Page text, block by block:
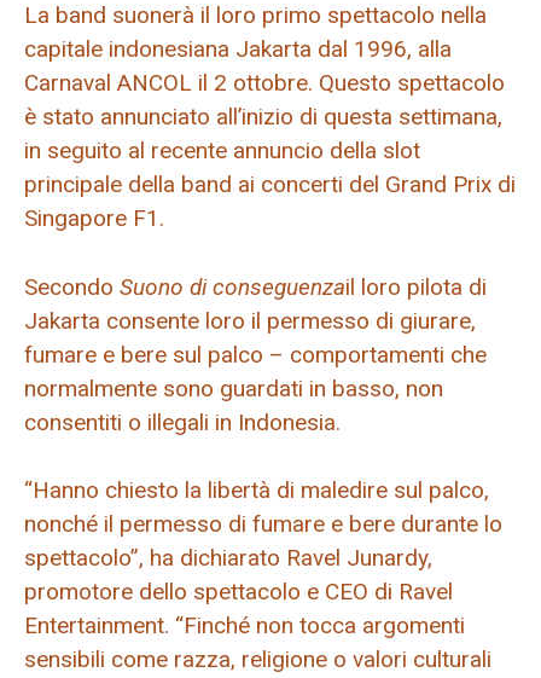
La band suonerà il loro primo spettacolo nella
capitale indonesiana Jakarta dal 1996, alla
Carnaval ANCOL il 2 ottobre. Questo spettacolo
è stato annunciato all’inizio di questa settimana,
in seguito al recente annuncio della slot
principale della band ai concerti del Grand Prix di
Singapore F1.
Secondo Suono di conseguenzail loro pilota di
Jakarta consente loro il permesso di giurare,
fumare e bere sul palco – comportamenti che
normalmente sono guardati in basso, non
consentiti o illegali in Indonesia.
“Hanno chiesto la libertà di maledire sul palco,
nonché il permesso di fumare e bere durante lo
spettacolo”, ha dichiarato Ravel Junardy,
promotore dello spettacolo e CEO di Ravel
Entertainment. “Finché non tocca argomenti
sensibili come razza, religione o valori culturali